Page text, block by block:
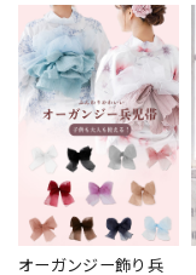
オーガンジー飾り兵